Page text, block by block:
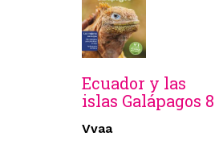
Ecuador y las
islas Galápagos 8
Vvaa